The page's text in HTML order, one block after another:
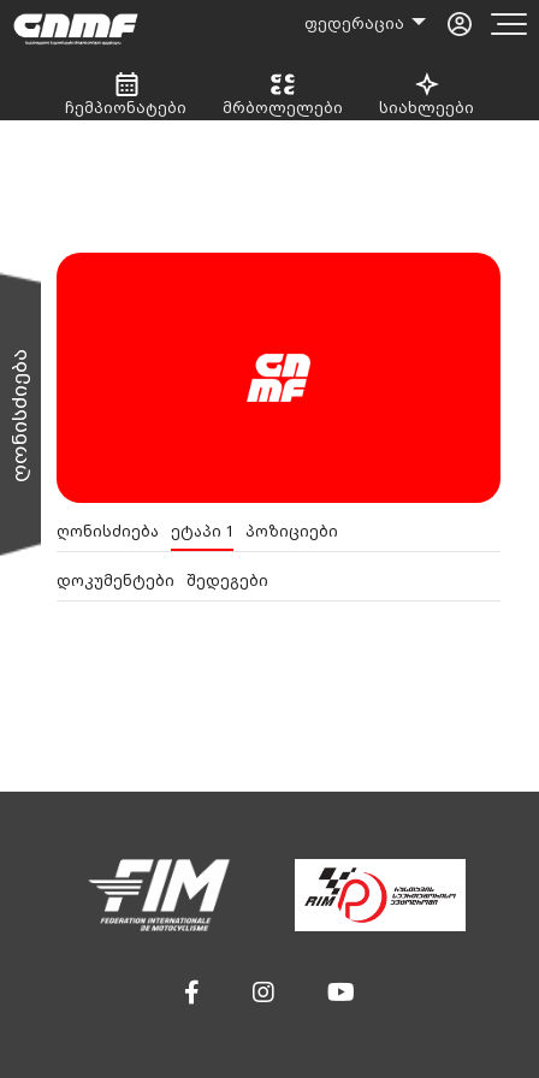
ფედერაცია
ჩემპიონატები მრბოლელები სიახლეები
ღონისძიება
ღონისძიება ეტაპი 1 პოზიციები
დოკუმენტები შედეგები